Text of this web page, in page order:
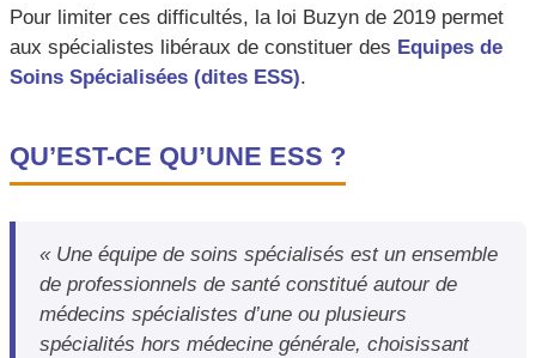
Pour limiter ces difficultés, la loi Buzyn de 2019 permet
aux spécialistes libéraux de constituer des Equipes de
Soins Spécialisées (dites ESS).
QU’EST-CE QU’UNE ESS ?
« Une équipe de soins spécialisés est un ensemble
de professionnels de santé constitué autour de
médecins spécialistes d’une ou plusieurs
spécialités hors médecine générale, choisissant